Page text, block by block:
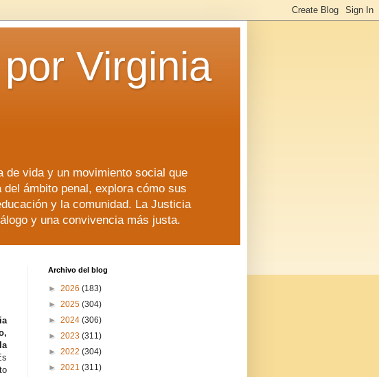
Virginia
de vida y un movimiento social que
ámbito penal, explora cómo sus
y la comunidad. La Justicia
y una convivencia más justa.
Archivo del blog
► 2026 (183)
► 2025 (304)
► 2024 (306)
► 2023 (311)
► 2022 (304)
► 2021 (311)